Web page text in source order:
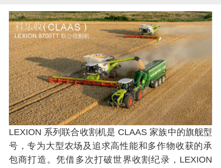
LEXION 系列联合收割机是 CLAAS 家族中的旗舰型
号，专为大型农场及追求高性能和多作物收获的承
包商打造。凭借多次打破世界收割纪录，LEXION